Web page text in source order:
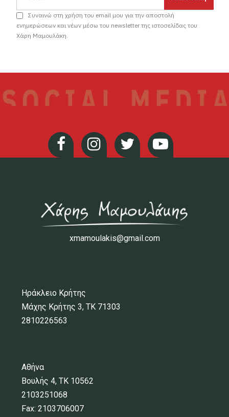
Συναινώ στη χρήση του email μου για την αποστολή
ενημερώσεων και νέων μέσω του newsletter της ιστοσελίδας του
Χάρη Μαμουλάκη.
xmamoulakis@gmail.com
Ηράκλειο Κρήτης
Μάχης Κρήτης 3, ΤΚ 71303
2810226563
Αθήνα
Βουλής 4, ΤΚ 10562
2103251068
Fax: 2103706007